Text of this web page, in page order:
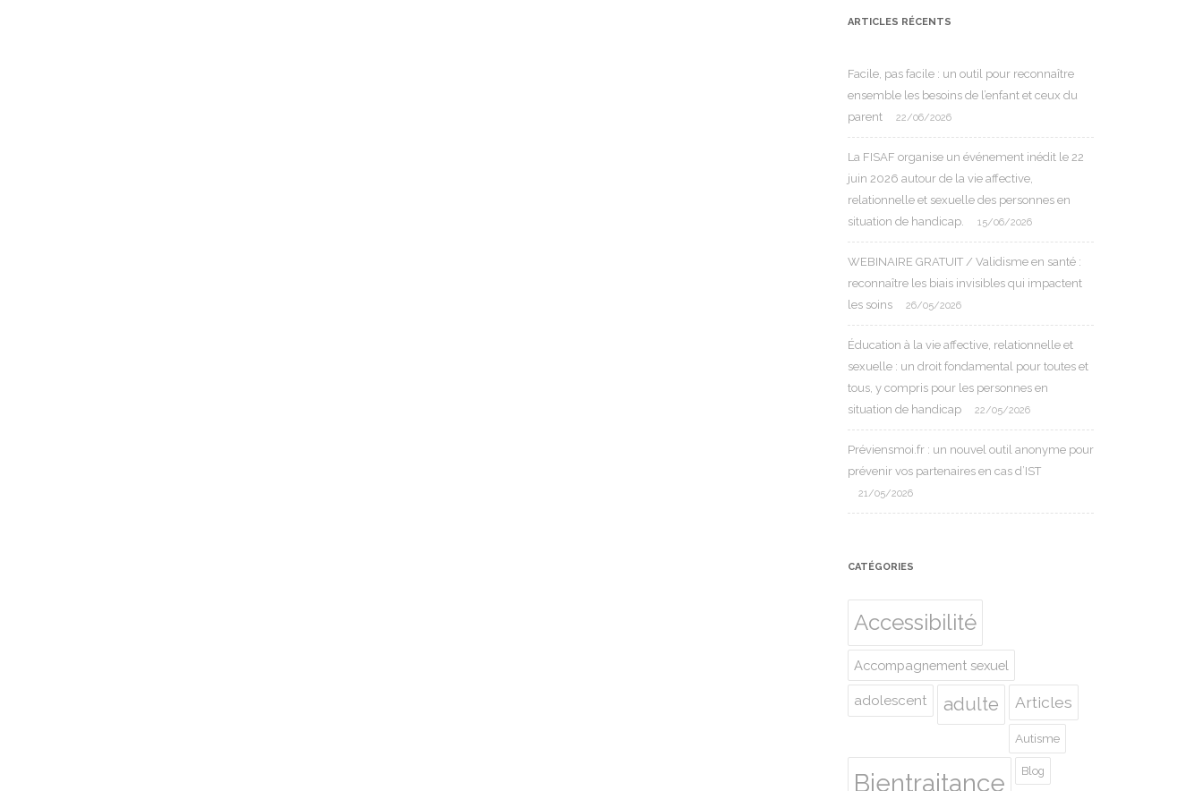
ARTICLES RÉCENTS
Facile, pas facile : un outil pour reconnaître
ensemble les besoins de l’enfant et ceux du
parent
22/06/2026
La FISAF organise un événement inédit le 22
juin 2026 autour de la vie affective,
relationnelle et sexuelle des personnes en
situation de handicap.
15/06/2026
WEBINAIRE GRATUIT / Validisme en santé :
reconnaître les biais invisibles qui impactent
les soins
26/05/2026
Éducation à la vie affective, relationnelle et
sexuelle : un droit fondamental pour toutes et
tous, y compris pour les personnes en
situation de handicap
22/05/2026
Préviensmoi.fr : un nouvel outil anonyme pour
prévenir vos partenaires en cas d’IST
21/05/2026
CATÉGORIES
Accessibilité
Accompagnement sexuel
adolescent adulte Articles
Autisme
Bientraitance Blog